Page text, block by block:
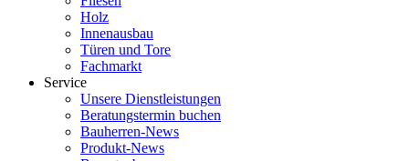
Holz
Innenausbau
Türen und Tore
Fachmarkt
Service
Unsere Dienstleistungen
Beratungstermin buchen
Bauherren-News
Produkt-News